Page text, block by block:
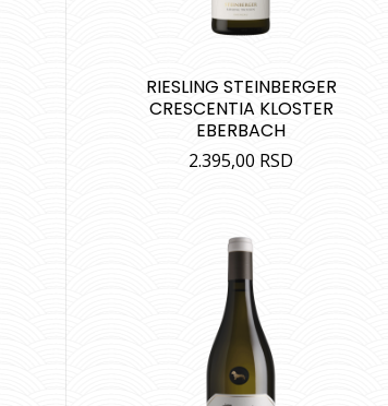
RIESLING STEINBERGER
CRESCENTIA KLOSTER
EBERBACH
2.395,00 RSD